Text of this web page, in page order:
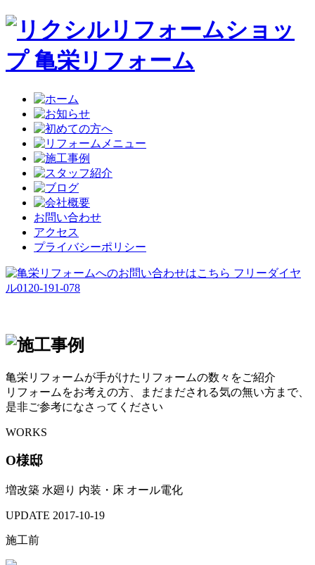
お問い合わせ
アクセス
プライバシーポリシー
亀栄リフォームが手がけたリフォームの数々をご紹介
リフォームをお考えの方、まだまだされる気の無い方まで、
是非ご参考になさってください
WORKS
O様邸
増改築 水廻り 内装・床 オール電化
UPDATE 2017-10-19
施工前